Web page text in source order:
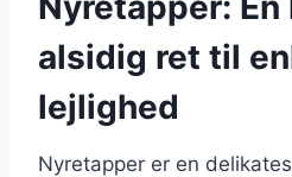
alsidig ret til
lejlighed
Nyretapper er en